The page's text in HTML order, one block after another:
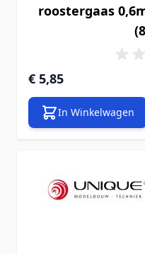
roostergaas
€ 5,85
In Winkelwagen